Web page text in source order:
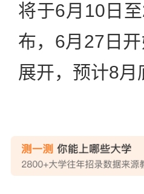
将于6月10日
布，6月27日
展开，预计8月